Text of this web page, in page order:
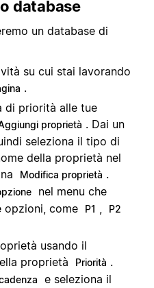
database
un database di
su cui stai lavorando
.
di priorità alle tue
proprietà . Dai un
seleziona il tipo di
della proprietà nel
Modifica proprietà .
nel menu che
opzioni, come
P1 P2
usando il
proprietà Priorità .
e seleziona il